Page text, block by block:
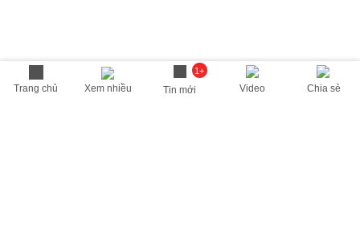
Trang chủ Xem nhiều
1+
Tin mới Video Chia sẻ